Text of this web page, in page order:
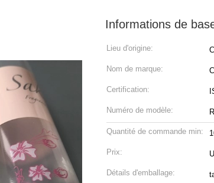
Informations de
Lieu d'origine:
Nom de marque:
Certification:
Numéro de modèle:
Quantité de commande min:
Prix:
Détails d'emballage: